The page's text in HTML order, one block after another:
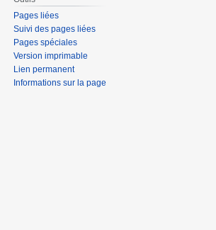
Pages liées
Suivi des pages liées
Pages spéciales
Version imprimable
Lien permanent
Informations sur la page